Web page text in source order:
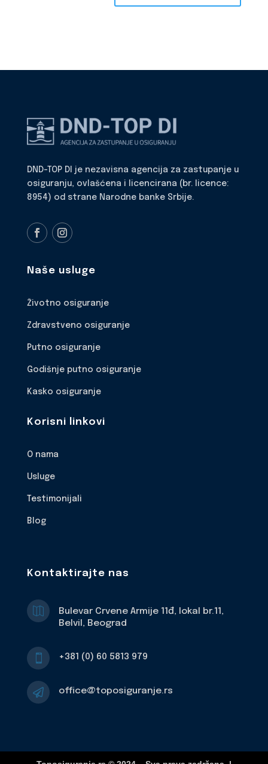
DND-TOP DI je nezavisna agencija za zastupanje u
osiguranju, ovlašćena i licencirana (br. licence:
8954) od strane Narodne banke Srbije.
Naše usluge
Životno osiguranje
Zdravstveno osiguranje
Putno osiguranje
Godišnje putno osiguranje
Kasko osiguranje
Korisni linkovi
O nama
Usluge
Testimonijali
Blog
Kontaktirajte nas

Bulevar Crvene Armije 11đ, lokal br.11,
Belvil, Beograd
 +381 (0) 60 5813 979
 office@toposiguranje.rs